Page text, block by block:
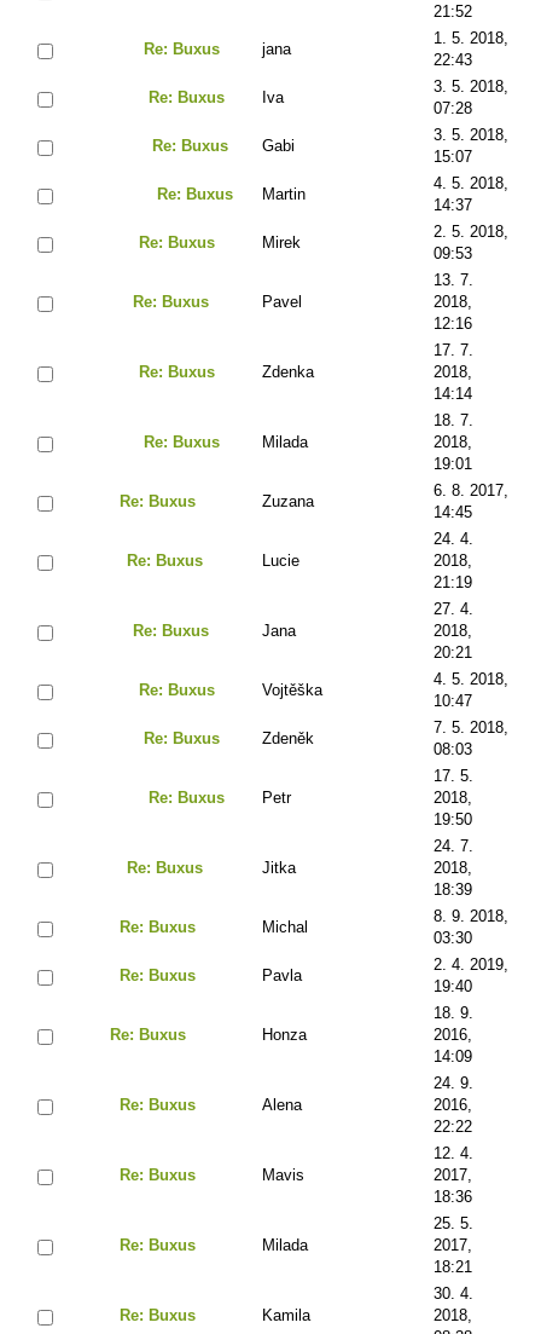
21:52
Re: Buxus jana
1. 5. 2018,
22:43
Re: Buxus Iva
3. 5. 2018,
07:28
Re: Buxus Gabi
3. 5. 2018,
15:07
Re: Buxus Martin
4. 5. 2018,
14:37
Re: Buxus Mirek
2. 5. 2018,
09:53
Re: Buxus Pavel
13. 7.
2018,
12:16
Re: Buxus Zdenka
17. 7.
2018,
14:14
Re: Buxus Milada
18. 7.
2018,
19:01
Re: Buxus Zuzana
6. 8. 2017,
14:45
Re: Buxus Lucie
24. 4.
2018,
21:19
Re: Buxus Jana
27. 4.
2018,
20:21
Re: Buxus Vojtěška
4. 5. 2018,
10:47
Re: Buxus Zdeněk
7. 5. 2018,
08:03
Re: Buxus Petr
17. 5.
2018,
19:50
Re: Buxus Jitka
24. 7.
2018,
18:39
Re: Buxus Michal
8. 9. 2018,
03:30
Re: Buxus Pavla
2. 4. 2019,
19:40
Re: Buxus Honza
18. 9.
2016,
14:09
Re: Buxus Alena
24. 9.
2016,
22:22
Re: Buxus Mavis
12. 4.
2017,
18:36
Re: Buxus Milada
25. 5.
2017,
18:21
Re: Buxus Kamila
30. 4.
2018,